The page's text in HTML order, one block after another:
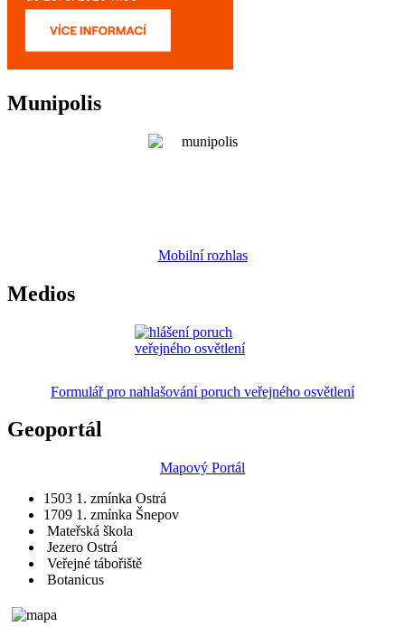
Munipolis
Mobilní rozhlas
Medios
Formulář pro nahlašování poruch veřejného osvětlení
Geoportál
Mapový Portál
1503 1. zmínka Ostrá
1709 1. zmínka Šnepov
Mateřská škola
Jezero Ostrá
Veřejné tábořiště
Botanicus